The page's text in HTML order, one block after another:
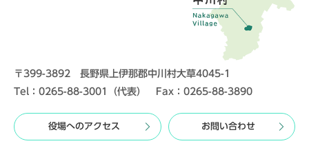
〒399-3892 長野県上伊那郡中川村大草4045-1
Tel：0265-88-3001（代表） Fax：0265-88-3890
役場へのアクセス お問い合わせ